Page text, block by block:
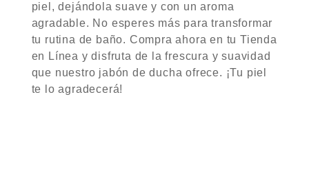
piel, dejándola suave y con un aroma
agradable. No esperes más para transformar
tu rutina de baño. Compra ahora en tu Tienda
en Línea y disfruta de la frescura y suavidad
que nuestro jabón de ducha ofrece. ¡Tu piel
te lo agradecerá!